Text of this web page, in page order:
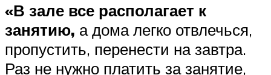
«В зале все располагает к
занятию, а дома легко отвлечься,
пропустить, перенести на завтра.
Раз не нужно платить за занятие,